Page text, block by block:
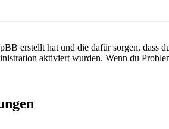
erstellt hat und die dafür sorgen,
aktiviert wurden. Wenn du